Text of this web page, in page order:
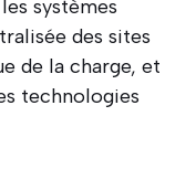
systèmes
des sites
de la charge, et
technologies